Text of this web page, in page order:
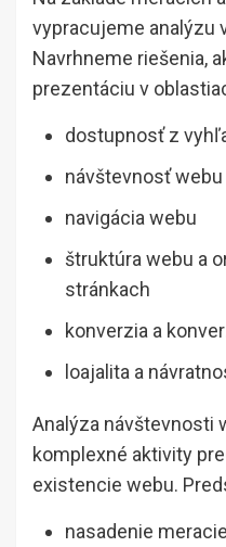
vypracujeme analýzu
Navrhneme riešenia,
prezentáciu v
dostupnosť z
návštevnosť webu
navigácia webu
štruktúra webu a
stránkach
konverzia a
loajalita a
Analýza návštevnosti
komplexné aktivity
existencie webu.
nasadenie